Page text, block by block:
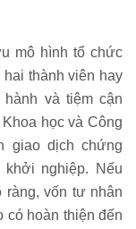
mô hình tổ chức
thành viên hay
và tiệm cận
học và Công
giao dịch chứng
khởi nghiệp. Nếu
ràng, vốn tư nhân
có hoàn thiện đến